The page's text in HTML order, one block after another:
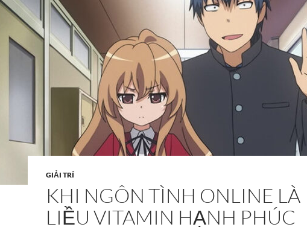
GIẢI TRÍ
KHI NGÔN TÌNH ONLINE LÀ
LIỀU VITAMIN HẠNH PHÚC